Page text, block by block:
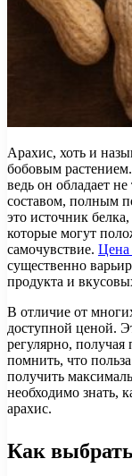
Арахис, хоть и
бобовым
ведь он обладает
составом, полным
это источник
которые могут
самочувствие. Цена
существенно
продукта и
В отличие от
доступной ценой.
регулярно, получая
помнить, что
получить
необходимо знать,
арахис.
Как